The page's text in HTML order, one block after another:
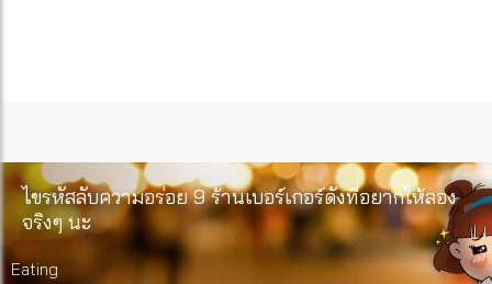
ไขรหัสลับความอร่อย 9 ร้านเบอร์เกอร์ดังที่อยากให้ลอง
จริงๆ นะ
Eating